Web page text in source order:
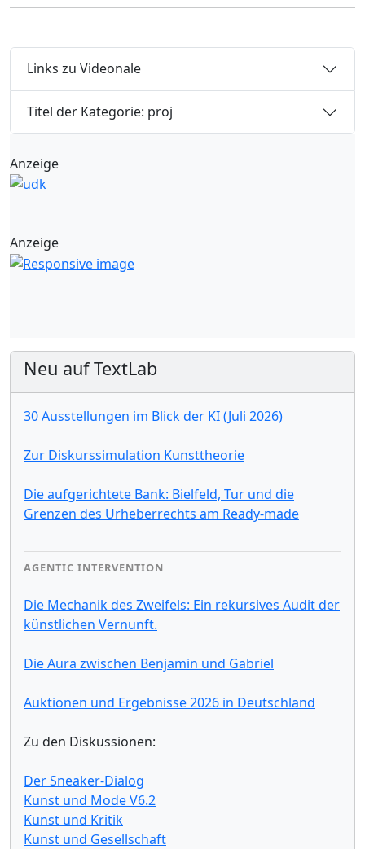
Links zu Videonale
Titel der Kategorie: proj
Anzeige
Anzeige
Neu auf TextLab
30 Ausstellungen im Blick der KI (Juli 2026)
Zur Diskurssimulation Kunsttheorie
Die aufgerichtete Bank: Bielfeld, Tur und die
Grenzen des Urheberrechts am Ready-made
AGENTIC INTERVENTION
Die Mechanik des Zweifels: Ein rekursives Audit der
künstlichen Vernunft.
Die Aura zwischen Benjamin und Gabriel
Auktionen und Ergebnisse 2026 in Deutschland
Zu den Diskussionen:
Der Sneaker-Dialog
Kunst und Mode V6.2
Kunst und Kritik
Kunst und Gesellschaft